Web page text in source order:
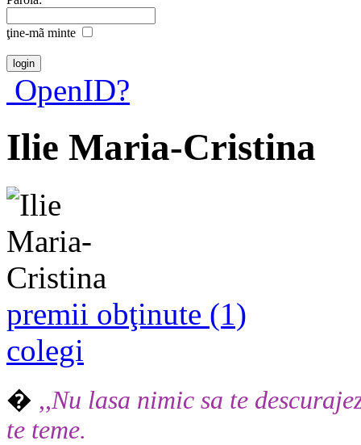
ţine-mã minte
OpenID?
Ilie Maria-Cristina
premii obţinute (1)
colegi
� ,,Nu lasa nimic sa te
te teme.